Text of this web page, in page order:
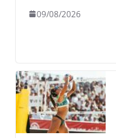
09/08/2026